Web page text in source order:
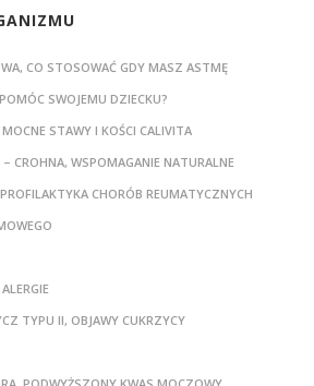
CO STOSOWAĆ GDY MASZ ASTMĘ
SWOJEMU DZIECKU?
STAWY I KOŚCI CALIVITA
CROHNA, WSPOMAGANIE NATURALNE
CHORÓB REUMATYCZNYCH
TYPU II, OBJAWY CUKRZYCY